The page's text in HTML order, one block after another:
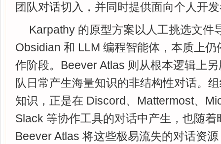
团队对话切入，并同时提供面向个人开
Karpathy 的原型方案以人工挑选文件
Obsidian 和 LLM 编程智能体，本质上
作阶段。Beever Atlas 则从根本逻辑上
队日常产生海量知识的非结构性对话。
知识，正是在 Discord、Mattermost、
Slack 等协作工具的对话中产生，也随着
Beever Atlas 将这些极易流失的对话资